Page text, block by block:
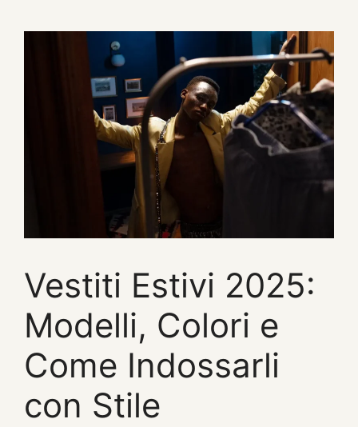
Vestiti Estivi 2025:
Modelli, Colori e
Come Indossarli
con Stile